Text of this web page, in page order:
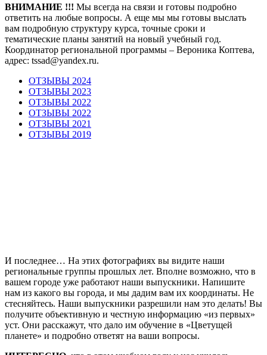
ВНИМАНИЕ !!! Мы всегда на связи и готовы подробно
ответить на любые вопросы. А еще мы мы готовы выслать
вам подробную структуру курса, точные сроки и
тематические планы занятий на новый учебный год.
Координатор региональной программы – Вероника Коптева,
адрес: tssad@yandex.ru.
ОТЗЫВЫ 2024
ОТЗЫВЫ 2023
ОТЗЫВЫ 2022
ОТЗЫВЫ 2022
ОТЗЫВЫ 2021
ОТЗЫВЫ 2019
И последнее… На этих фотографиях вы видите наши
региональные группы прошлых лет. Вполне возможно, что в
вашем городе уже работают наши выпускники. Напишите
нам из какого вы города, и мы дадим вам их координаты. Не
стесняйтесь. Наши выпускники разрешили нам это делать! Вы
получите объективную и честную информацию «из первых»
уст. Они расскажут, что дало им обучение в «Цветущей
планете» и подробно ответят на ваши вопросы.